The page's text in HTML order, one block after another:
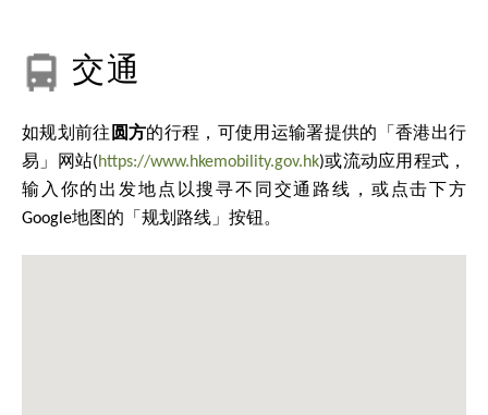
交通
如规划前往 圆方的行程，可使用运输署提供的「香港出行
易」网站(https://www.hkemobility.gov.hk)或流动应用程式，
输入你的出发地点以搜寻不同交通路线，或点击下方
Google地图的「规划路线」按钮。